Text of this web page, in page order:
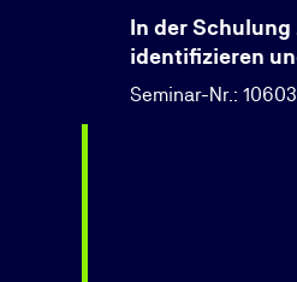
In der
identifizieren
Seminar-Nr.: